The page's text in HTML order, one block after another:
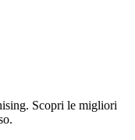
Scopri le migliori